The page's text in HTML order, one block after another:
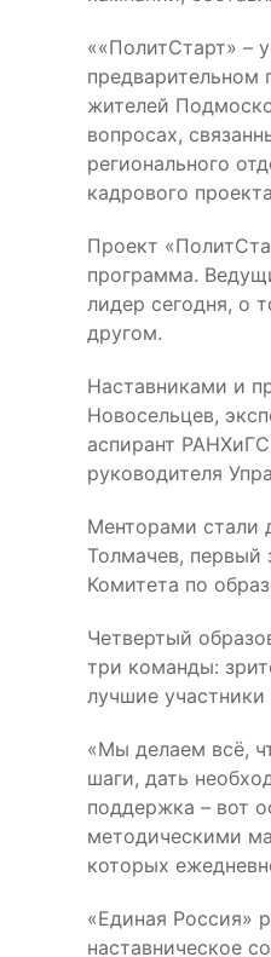
««ПолитСтарт» –
предварительном
жителей
вопросах,
регионального
кадрового
Проект
программа.
лидер сегодня, о
другом.
Наставниками и
Новосельцев,
аспирант
руководителя
Менторами стали
Толмачев, первый
Комитета по
Четвертый
три команды:
лучшие
«Мы делаем всё,
шаги, дать
поддержка – вот
методическими
которых
«Единая Россия»
наставническое